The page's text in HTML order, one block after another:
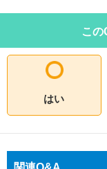
この
はい